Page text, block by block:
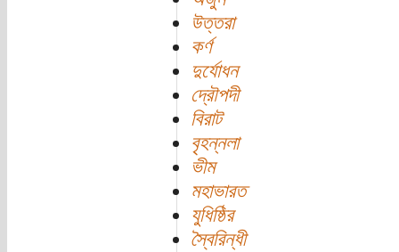
উত্তরা
কর্ণ
দুর্যোধন
দ্রৌপদী
বিরাট
বৃহন্নলা
ভীম
মহাভারত
যুধিষ্ঠির
স্বৈরিন্ধী